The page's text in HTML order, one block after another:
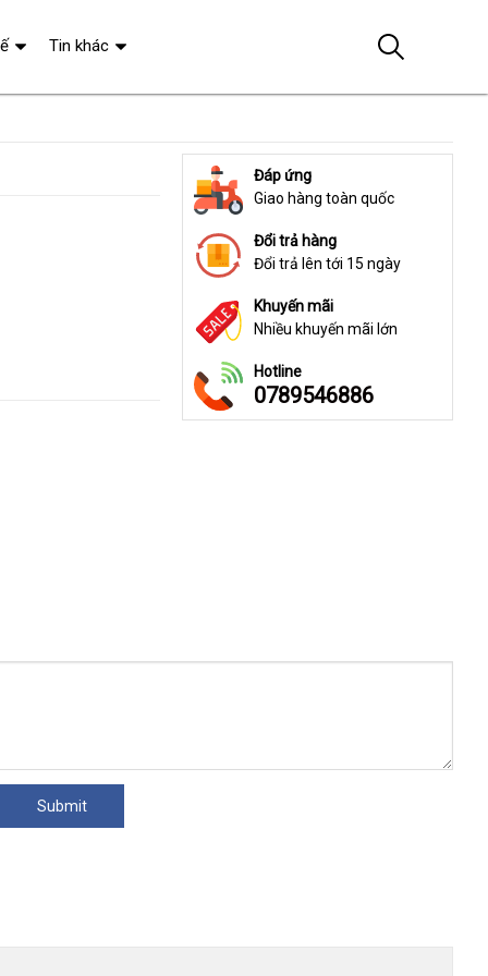
Đáp ứng
Giao hàng toàn quốc
Đổi trả hàng
Đổi trả lên tới 15 ngày
Khuyến mãi
Nhiều khuyến mãi lớn
Hotline
0789546886
Tin khác